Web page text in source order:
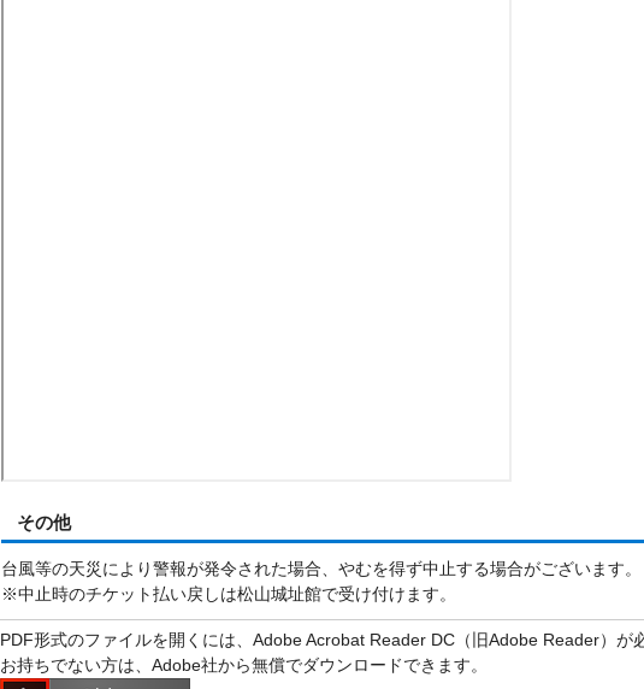
その他
台風等の天災により警報が発令された場合、やむを得ず中止する場合がございます。
※中止時のチケット払い戻しは松山城址館で受け付けます。
PDF形式のファイルを開くには、Adobe Acrobat Reader DC（旧Adobe Reader）が
お持ちでない方は、Adobe社から無償でダウンロードできます。